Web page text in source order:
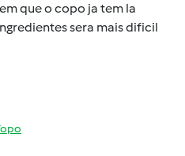
que o copo ja tem la
sera mais dificil